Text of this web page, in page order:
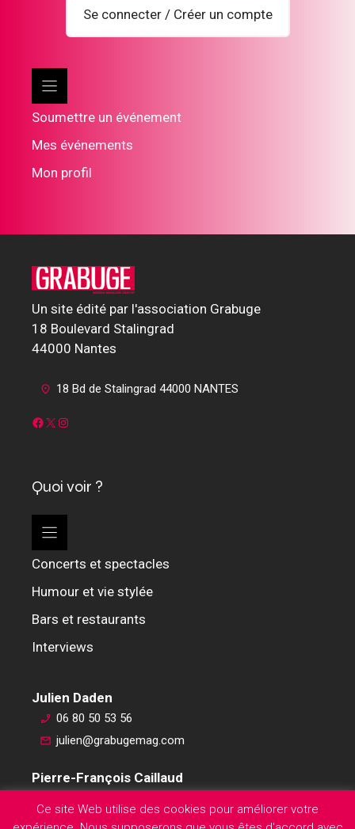
Se connecter / Créer un compte
Soumettre un événement
Mes événements
Mon profil
Un site édité par l'association Grabuge
18 Boulevard Stalingrad
44000 Nantes
18 Bd de Stalingrad 44000 NANTES
Facebook
X Instagram
Quoi voir ?
Concerts et spectacles
Humour et vie stylée
Bars et restaurants
Interviews
Julien Daden
06 80 50 53 56
julien@grabugemag.com
Pierre-François Caillaud
pierre-francois@grabugemag.com
Ce site Web utilise des cookies pour améliorer votre